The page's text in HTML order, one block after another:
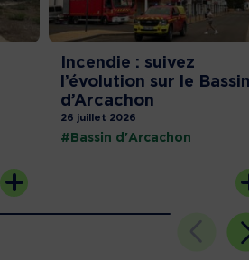
Incendie : suivez
l’évolution sur le Bassin
d’Arcachon
26 juillet 2026
#Bassin d'Arcachon